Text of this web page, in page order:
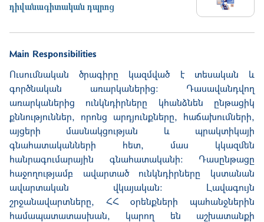
դիվանագիտական դպրոց
Main Responsibilities
Ուսումնական ծրագիրը կազմված է տեսական և
գործնական առարկաներից: Դասավանդվող
առարկաներից ունկնդիրները կհանձնեն ընթացիկ
քննություններ, որոնց արդյունքները, հաճախումների,
այցերի մասնակցության և պրակտիկայի
գնահատականների հետ, մաս կկազմեն
հանրագումարային գնահատականի: Դասընթացը
հաջողությամբ ավարտած ունկնդիրները կստանան
ավարտական վկայական: Լավագույն
շրջանավարտները, ՀՀ օրենքների պահանջներին
համապատատասխան, կարող են աշխատանքի